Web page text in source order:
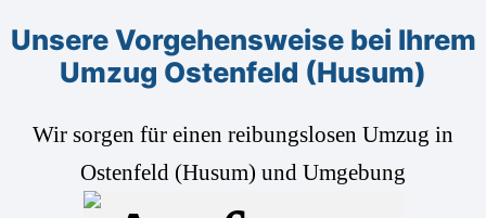
Unsere Vorgehensweise bei Ihrem
Umzug Ostenfeld (Husum)
Wir sorgen für einen reibungslosen Umzug in
Ostenfeld (Husum) und Umgebung